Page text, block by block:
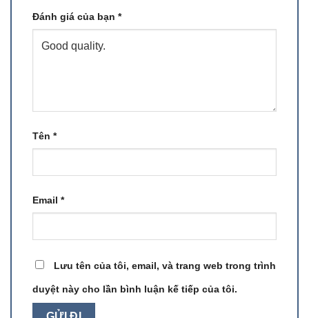
Đánh giá của bạn *
Tên *
Email *
Lưu tên của tôi, email, và trang web trong trình
duyệt này cho lần bình luận kế tiếp của tôi.